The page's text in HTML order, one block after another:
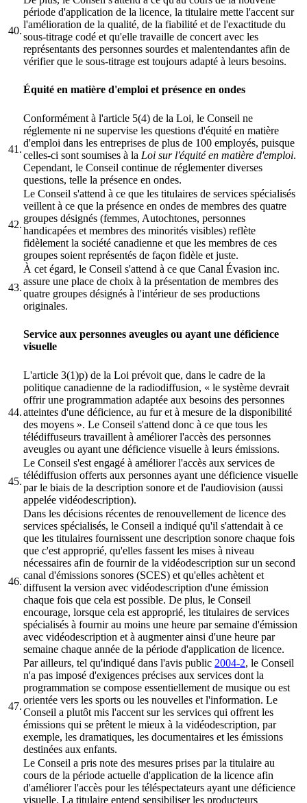
40.
période d'application de la licence, la titulaire mette l'accent sur
l'amélioration de la qualité, de la fiabilité et de l'exactitude du
sous-titrage codé et qu'elle travaille de concert avec les
représentants des personnes sourdes et malentendantes afin de
vérifier que le sous-titrage est toujours adapté à leurs besoins.
Équité en matière d'emploi et présence en ondes
41.
Conformément à l'article 5(4) de la Loi, le Conseil ne
réglemente ni ne supervise les questions d'équité en matière
d'emploi dans les entreprises de plus de 100 employés, puisque
celles-ci sont soumises à la Loi sur l'équité en matière d'emploi.
Cependant, le Conseil continue de réglementer diverses
questions, telle la présence en ondes.
42.
Le Conseil s'attend à ce que les titulaires de services spécialisés
veillent à ce que la présence en ondes de membres des quatre
groupes désignés (femmes, Autochtones, personnes
handicapées et membres des minorités visibles) reflète
fidèlement la société canadienne et que les membres de ces
groupes soient représentés de façon fidèle et juste.
43.
À cet égard, le Conseil s'attend à ce que Canal Évasion inc.
assure une place de choix à la présentation de membres des
quatre groupes désignés à l'intérieur de ses productions
originales.
Service aux personnes aveugles ou ayant une déficience
visuelle
44.
L'article 3(1)p) de la Loi prévoit que, dans le cadre de la
politique canadienne de la radiodiffusion, « le système devrait
offrir une programmation adaptée aux besoins des personnes
atteintes d'une déficience, au fur et à mesure de la disponibilité
des moyens ». Le Conseil s'attend donc à ce que tous les
télédiffuseurs travaillent à améliorer l'accès des personnes
aveugles ou ayant une déficience visuelle à leurs émissions.
45.
Le Conseil s'est engagé à améliorer l'accès aux services de
télédiffusion offerts aux personnes ayant une déficience visuelle
par le biais de la description sonore et de l'audiovision (aussi
appelée vidéodescription).
46.
Dans les décisions récentes de renouvellement de licence des
services spécialisés, le Conseil a indiqué qu'il s'attendait à ce
que les titulaires fournissent une description sonore chaque fois
que c'est approprié, qu'elles fassent les mises à niveau
nécessaires afin de fournir de la vidéodescription sur un second
canal d'émissions sonores (SCES) et qu'elles achètent et
diffusent la version avec vidéodescription d'une émission
chaque fois que cela est possible. De plus, le Conseil
encourage, lorsque cela est approprié, les titulaires de services
spécialisés à fournir au moins une heure par semaine d'émission
avec vidéodescription et à augmenter ainsi d'une heure par
semaine chaque année de la période d'application de licence.
47.
Par ailleurs, tel qu'indiqué dans l'avis public 2004-2, le Conseil
n'a pas imposé d'exigences précises aux services dont la
programmation se compose essentiellement de musique ou est
orientée vers les sports ou les nouvelles et l'information. Le
Conseil a plutôt mis l'accent sur les services qui offrent les
émissions qui se prêtent le mieux à la vidéodescription, par
exemple, les dramatiques, les documentaires et les émissions
destinées aux enfants.
Le Conseil a pris note des mesures prises par la titulaire au
cours de la période actuelle d'application de la licence afin
d'améliorer l'accès pour les téléspectateurs ayant une déficience
visuelle. La titulaire entend sensibiliser les producteurs